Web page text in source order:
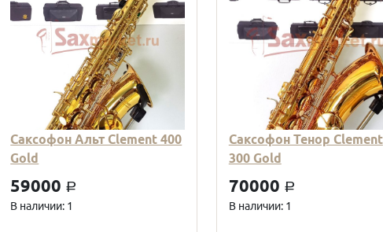
Саксофон Альт Clement 400
Gold
59000 a
В наличии: 1
Саксофон Тенор Clement
300 Gold
70000 a
В наличии: 1